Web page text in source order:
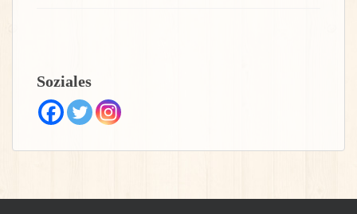
Soziales